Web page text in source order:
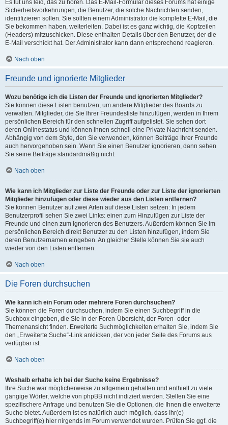
Es tut uns leid, das zu hören. Das E-Mail-Formular dieses Forums hat einige
Sicherheitsvorkehrungen, die Benutzer, die solche Nachrichten senden,
identifizieren sollen. Sie sollten einem Administrator die komplette E-Mail, die
Sie bekommen haben, weiterleiten. Dabei ist es ganz wichtig, die Kopfzeilen
(Headers) mitzuschicken. Diese enthalten Details über den Benutzer, der die
E-Mail verschickt hat. Der Administrator kann dann entsprechend reagieren.
Nach oben
Freunde und ignorierte Mitglieder
Wozu benötige ich die Listen der Freunde und ignorierten Mitglieder?
Sie können diese Listen benutzen, um andere Mitglieder des Boards zu
verwalten. Mitglieder, die Sie Ihrer Freundesliste hinzufügen, werden in Ihrem
persönlichen Bereich für den schnellen Zugriff aufgelistet. Sie sehen dort
deren Onlinestatus und können ihnen schnell eine Private Nachricht senden.
Abhängig von dem Style, den Sie verwenden, können Beiträge Ihrer Freunde
auch hervorgehoben sein. Wenn Sie einen Benutzer ignorieren, dann sehen
Sie seine Beiträge standardmäßig nicht.
Nach oben
Wie kann ich Mitglieder zur Liste der Freunde oder zur Liste der ignorierten
Mitglieder hinzufügen oder diese wieder aus den Listen entfernen?
Sie können Benutzer auf zwei Arten auf diese Listen setzen: In jedem
Benutzerprofil sehen Sie zwei Links: einen zum Hinzufügen zur Liste der
Freunde und einen zum Ignorieren des Benutzers. Außerdem können Sie im
persönlichen Bereich direkt Benutzer zu den Listen hinzufügen, indem Sie
deren Benutzernamen eingeben. An gleicher Stelle können Sie sie auch
wieder von den Listen entfernen.
Nach oben
Die Foren durchsuchen
Wie kann ich ein Forum oder mehrere Foren durchsuchen?
Sie können die Foren durchsuchen, indem Sie einen Suchbegriff in die
Suchbox eingeben, die Sie in der Foren-Übersicht, der Foren- oder
Themenansicht finden. Erweiterte Suchmöglichkeiten erhalten Sie, indem Sie
den „Erweiterte Suche“-Link anklicken, der von jeder Seite des Forums aus
verfügbar ist.
Nach oben
Weshalb erhalte ich bei der Suche keine Ergebnisse?
Ihre Suche war möglicherweise zu allgemein gehalten und enthielt zu viele
gängige Wörter, welche von phpBB nicht indiziert werden. Stellen Sie eine
spezifischere Anfrage und benutzen Sie die Optionen, die Ihnen die erweiterte
Suche bietet. Außerdem ist es natürlich auch möglich, dass Ihr(e)
Suchbegriff(e) hier nirgends im Forum verwendet wurden. Prüfen Sie ggf. die